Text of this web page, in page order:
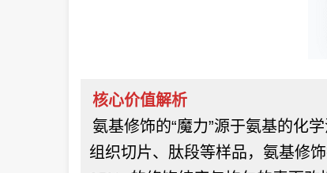
核心价值解析
氨基修饰的“魔力”源于氨基的化
组织切片、肽段等样品，氨基修